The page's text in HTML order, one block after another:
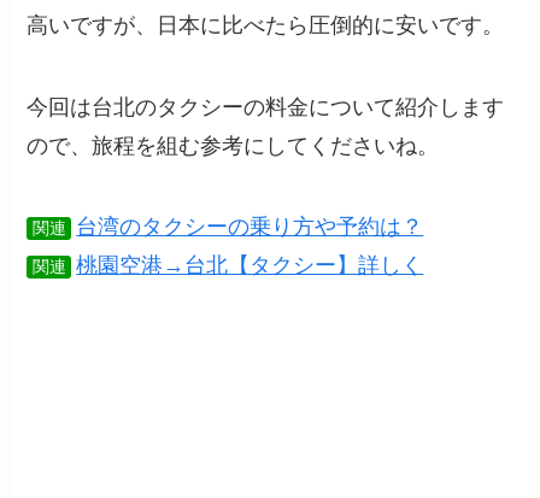
高いですが、日本に比べたら圧倒的に安いです。
今回は台北のタクシーの料金について紹介します
ので、旅程を組む参考にしてくださいね。
関連 台湾のタクシーの乗り方や予約は？
関連 桃園空港→台北【タクシー】詳しく